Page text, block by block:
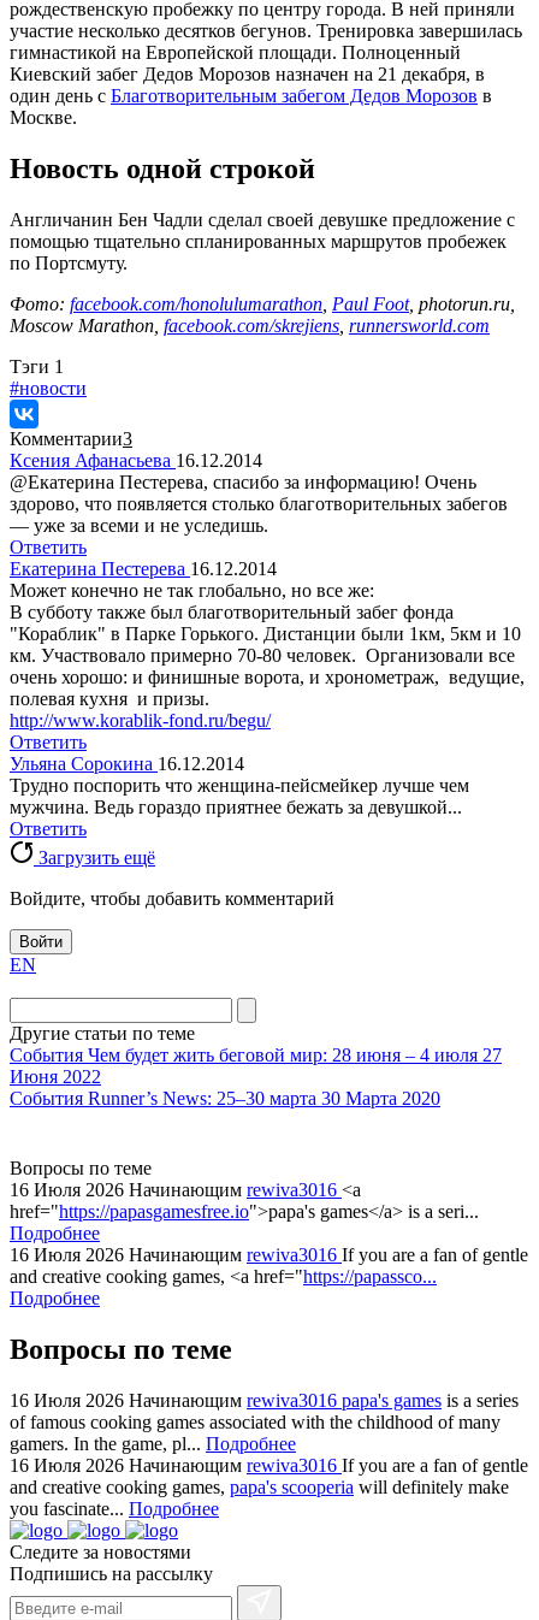
рождественскую пробежку по центру города. В ней приняли
участие несколько десятков бегунов. Тренировка завершилась
гимнастикой на Европейской площади. Полноценный
Киевский забег Дедов Морозов назначен на 21 декабря, в
один день с Благотворительным забегом Дедов Морозов в
Москве.
Новость одной строкой
Англичанин Бен Чадли сделал своей девушке предложение с
помощью тщательно спланированных маршрутов пробежек
по Портсмуту.
Фото: facebook.com/honolulumarathon Paul Foot, photorun.ru,
Moscow Marathon, facebook.com/skrejiens runnersworld.com
Tэги 1
#новости
Комментарии3
Ксения Афанасьева 16.12.2014
@Екатерина Пестерева, спасибо за информацию! Очень
здорово, что появляется столько благотворительных забегов
— уже за всеми и не уследишь.
Ответить
Екатерина Пестерева 16.12.2014
Может конечно не так глобально, но все же:
В субботу также был благотворительный забег фонда
"Кораблик" в Парке Горького. Дистанции были 1км, 5км и 10
км. Участвовало примерно 70-80 человек. Организовали все
очень хорошо: и финишные ворота, и хронометраж, ведущие,
полевая кухня и призы.
http://www.korablik-fond.ru/begu/
Ответить
Ульяна Сорокина 16.12.2014
Трудно поспорить что женщина-пейсмейкер лучше чем
мужчина. Ведь гораздо приятнее бежать за девушкой...
Ответить
Загрузить ещё
Войдите, чтобы добавить комментарий
Войти
EN
Другие статьи по теме
События Чем будет жить беговой мир: 28 июня – 4 июля 27
Июня 2022
События Runner’s News: 25–30 марта 30 Марта 2020
Вопросы по теме
16 Июля 2026 Начинающим rewiva3016 <a
href="https://papasgamesfree.io">papa's games</a> is a seri...
Подробнее
16 Июля 2026 Начинающим rewiva3016 If you are a fan of gentle
and creative cooking games, <a href="https://papassco...
Подробнее
Вопросы по теме
16 Июля 2026 Начинающим rewiva3016 papa's games is a series
of famous cooking games associated with the childhood of many
gamers. In the game, pl... Подробнее
16 Июля 2026 Начинающим rewiva3016 If you are a fan of gentle
and creative cooking games, papa's scooperia will definitely make
you fascinate... Подробнее
Следите за новостями
Подпишись на рассылку